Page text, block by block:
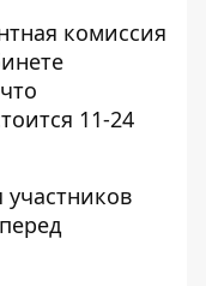
комиссия
11-24
участников